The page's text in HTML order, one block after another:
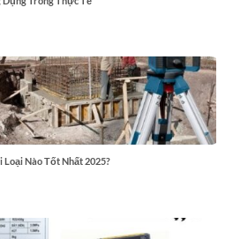
Loại Nào Tốt Nhất 2025?